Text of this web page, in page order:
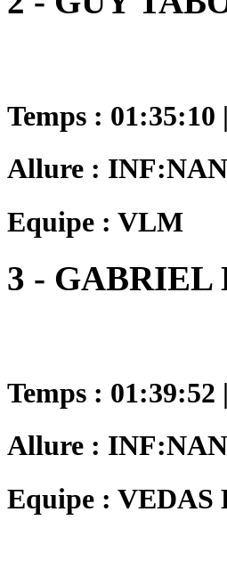
Temps : 01:35:10
Allure :
Equipe : VLM
3 - GABRIEL
Temps : 01:39:52
Allure :
Equipe : VEDAS